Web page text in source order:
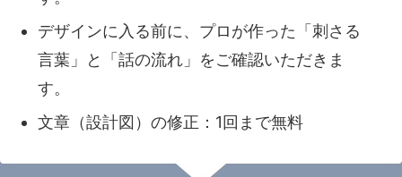
デザインに入る前に、プロが作った「刺さる
言葉」と「話の流れ」をご確認いただきま
す。
文章（設計図）の修正：1回まで無料